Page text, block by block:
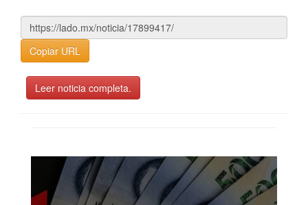
Copiar URL
Leer noticia completa.